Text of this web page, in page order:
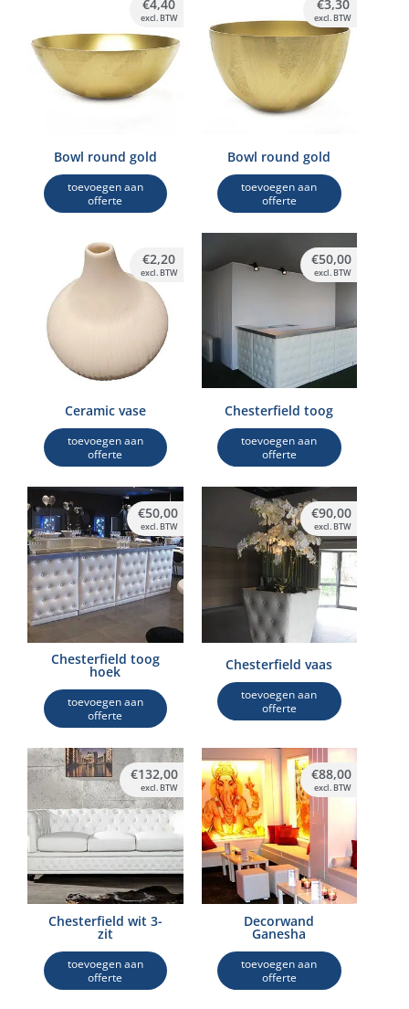
Bowl round gold
toevoegen aan
offerte
€4,40
excl. BTW
Bowl round gold
toevoegen aan
offerte
€3,30
excl. BTW
Ceramic vase
toevoegen aan
offerte
€2,20
excl. BTW
Chesterfield toog
toevoegen aan
offerte
€50,00
excl. BTW
Chesterfield toog
hoek
toevoegen aan
offerte
€50,00
excl. BTW
Chesterfield vaas
toevoegen aan
offerte
€90,00
excl. BTW
Chesterfield wit 3-
zit
toevoegen aan
offerte
€132,00
excl. BTW
Decorwand
Ganesha
toevoegen aan
offerte
€88,00
excl. BTW